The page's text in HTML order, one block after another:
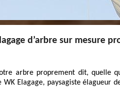
d’arbre sur mesure
arbre proprement dit, quelle
Elagage, paysagiste élagueur